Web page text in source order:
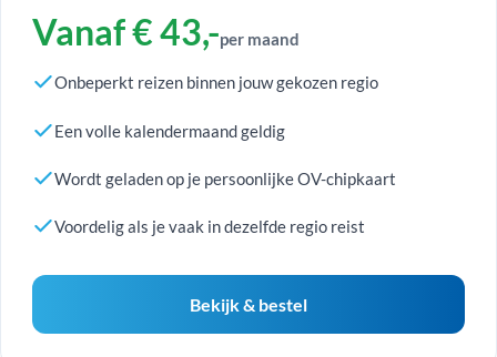
Vanaf € 43,-per maand
Onbeperkt reizen binnen jouw gekozen regio
Een volle kalendermaand geldig
Wordt geladen op je persoonlijke OV-chipkaart
Voordelig als je vaak in dezelfde regio reist
Bekijk & bestel